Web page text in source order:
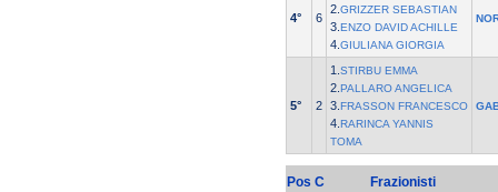
4° 6
2. GRIZZER SEBASTIAN
3. ENZO DAVID ACHILLE
4. GIULIANA GIORGIA
5° 2
1. STIRBU EMMA
2. PALLARO ANGELICA
3. FRASSON FRANCESCO
4. RARINCA YANNIS
TOMA
Pos C
Frazionisti